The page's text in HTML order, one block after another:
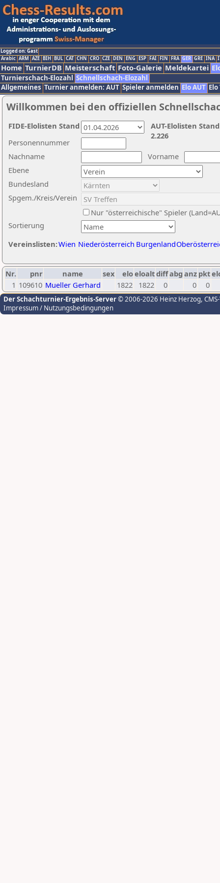
Logged on: Gast
Arabic ARM AZE BIH BUL CAT CHN CRO CZE DEN ENG ESP FAI FIN FRA GER GRE INA
Home TurnierDB Meisterschaft Foto-Galerie Meldekartei
Turnierschach-Elozahl Schnellschach-Elozahl
Allgemeines Turnier anmelden: AUT Spieler anmelden Elo AUT
Willkommen bei den offiziellen
Nachname
Vorname
Ebene
Sortierung
Personennummer
Bundesland
Spgem./Kreis/Verein
Nur "österreichische" Spieler
Vereinslisten:Wien Niederösterreich Burgenland
AUT-Elolisten
2.226
FIDE-Elolisten Stand
Nr. pnr name sex eloeloaltdiffabg anz pkt
1 109610 Mueller Gerhard 1822 1822 0 0 0
Der Schachturnier-Ergebnis-Server© 2006-2026 Heinz Herzog,
Impressum / Nutzungsbedingungen